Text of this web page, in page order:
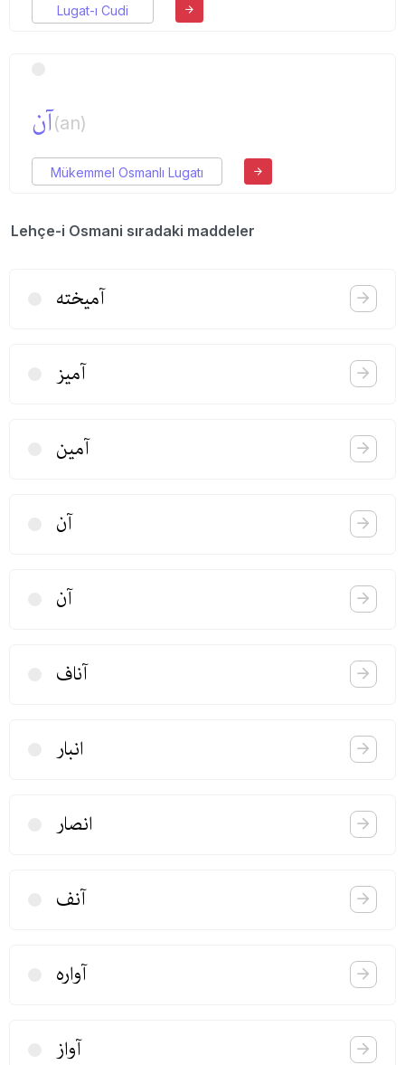
Lugat-ı Cudi
آن(an)
Mükemmel Osmanlı Lugatı
Lehçe-i Osmani sıradaki maddeler
آمیخته
آمیز
آمین
آن
آن
آناف
انبار
انصار
آنف
آواره
آواز